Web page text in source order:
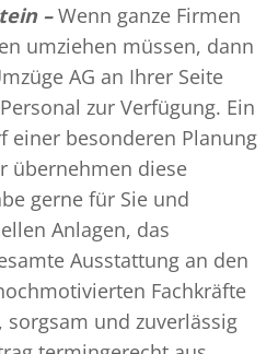
– Wenn ganze Firmen
umziehen müssen, dann
AG an Ihrer Seite
zur Verfügung. Ein
einer besonderen Planung
übernehmen diese
gerne für Sie und
Anlagen, das
Ausstattung an den
Fachkräfte
und zuverlässig